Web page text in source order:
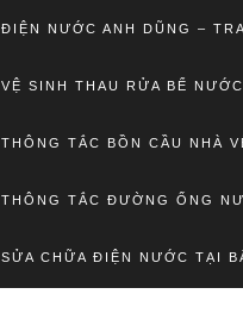
ĐIỆN NƯỚC ANH DŨNG –
VỆ SINH THAU RỬA BỂ
THÔNG TẮC BỒN CẦU NHÀ
THÔNG TẮC ĐƯỜNG ỐNG
SỬA CHỮA ĐIỆN NƯỚC TẠI